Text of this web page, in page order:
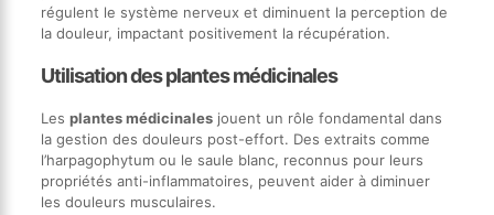
régulent le système nerveux et diminuent la perception de
la douleur, impactant positivement la récupération.
Utilisation des plantes médicinales
Les plantes médicinalesjouent un rôle fondamental dans
la gestion des douleurs post-effort. Des extraits comme
l’harpagophytum ou le saule blanc, reconnus pour leurs
propriétés anti-inflammatoires, peuvent aider à diminuer
les douleurs musculaires.